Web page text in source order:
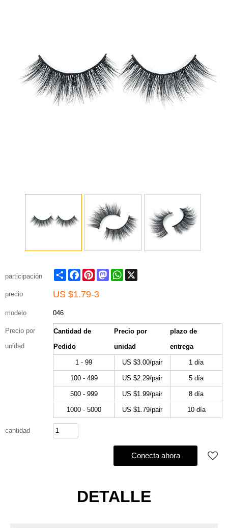
participación Share FacebookPinterestMastodonWhatsApp
precio US $1.79-3
modelo 046
Precio por
unidad
Cantidad de
Pedido
Precio por
unidad
plazo de
entrega
1 - 99 US $3.00/pair 1 día
100 - 499 US $2.29/pair 5 día
500 - 999 US $1.99/pair 8 día
1000 - 5000 US $1.79/pair 10 día
cantidad
Conecta ahora
DETALLE